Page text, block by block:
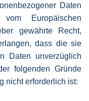
Daten
Europäischen
gewährte Recht,
dass die sie
Daten unverzüglich
folgenden Gründe
nicht erforderlich ist: